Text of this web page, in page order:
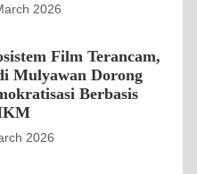
2026
Film Terancam,
Mulyawan Dorong
Berbasis
2026